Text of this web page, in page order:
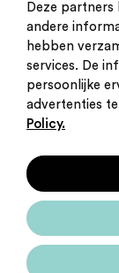
Deze partners
andere
hebben
services. De
persoonlijke
advertenties
Policy.